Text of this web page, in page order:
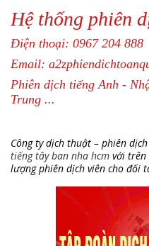
Hệ thống phiên
Điện thoại: 0967 204 888
Email:
Phiên dịch tiếng Anh -
Trung ...
Công ty dịch thuật – phiên
tiếng tây ban nha hcm với trên
lượng phiên dịch viên cho đối